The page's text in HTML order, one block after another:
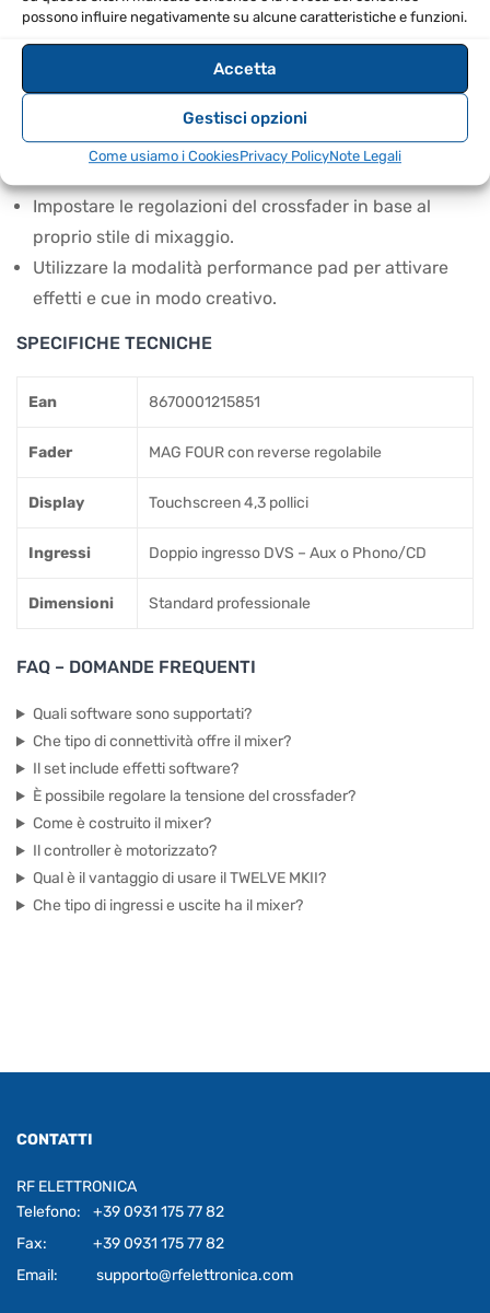
possono influire negativamente su alcune caratteristiche e funzioni.
Accetta
Gestisci opzioni
Come usiamo i CookiesPrivacy PolicyNote Legali
Sfruttare il touchscreen per navigare rapidamente tra
Impostare le regolazioni del crossfader in base al
proprio stile di mixaggio.
Utilizzare la modalità performance pad per attivare
effetti e cue in modo creativo.
SPECIFICHE TECNICHE
Ean 8670001215851
Fader MAG FOUR con reverse regolabile
Display Touchscreen 4,3 pollici
Ingressi Doppio ingresso DVS – Aux o Phono/CD
Dimensioni Standard professionale
FAQ – DOMANDE FREQUENTI
Quali software sono supportati?
Che tipo di connettività offre il mixer?
Il set include effetti software?
È possibile regolare la tensione del crossfader?
Come è costruito il mixer?
Il controller è motorizzato?
Qual è il vantaggio di usare il TWELVE MKII?
Che tipo di ingressi e uscite ha il mixer?
CONTATTI
RF ELETTRONICA
Telefono:
+39 0931 175 77 82
Fax:
+39 0931 175 77 82
Email:
supporto@rfelettronica.com